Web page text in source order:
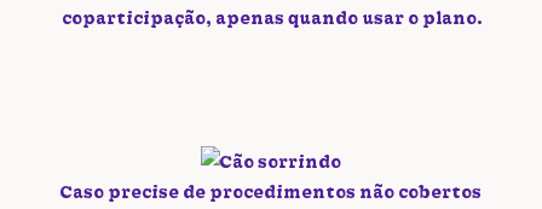
coparticipação, apenas quando usar o plano.
Caso precise de procedimentos não cobertos